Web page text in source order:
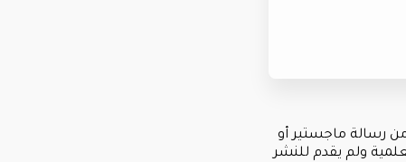
رسالة ماجستير أو
ولم يقدم للنشر